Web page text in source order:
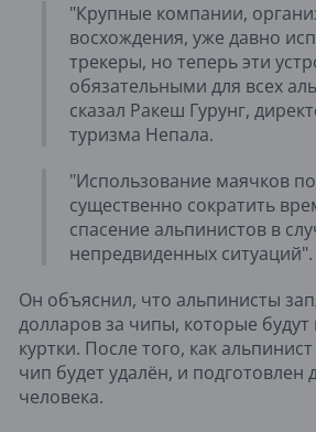
"Крупные компании,
восхождения, уже давно
трекеры, но теперь эти
обязательными для всех
сказал Ракеш Гурунг,
туризма Непала.
"Использование маячков
существенно сократить
спасение альпинистов в
непредвиденных ситуаций".
Он объяснил, что альпинисты
долларов за чипы, которые будут
куртки. После того, как
чип будет удалён, и подготовлен
человека.